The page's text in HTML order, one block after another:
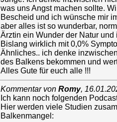
was uns Angst machen sollte.
Bescheid und ich wünsche mir
aber alles ist so wunderbar,
Ärztin ein Wunder der Natur
Bislang wirklich mit 0,0%
Ähnliches.. ich denke
des Balkens bekommen und
Alles Gute für euch alle !!!
Kommentar von Romy,
Ich kann noch folgenden
Hier werden viele Studien
Balkenmangel: